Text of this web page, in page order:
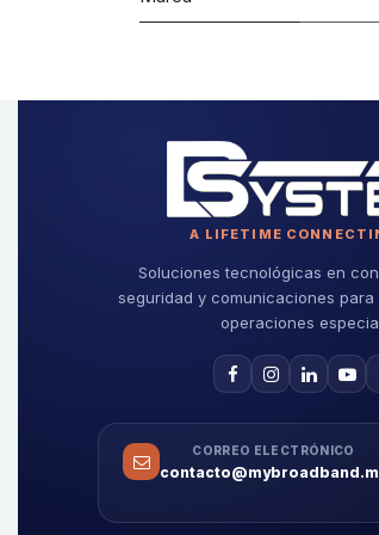
A LIFETIME
Soluciones tecnológicas en
seguridad y comunicaciones
operaciones
CORREO ELECTRÓNICO